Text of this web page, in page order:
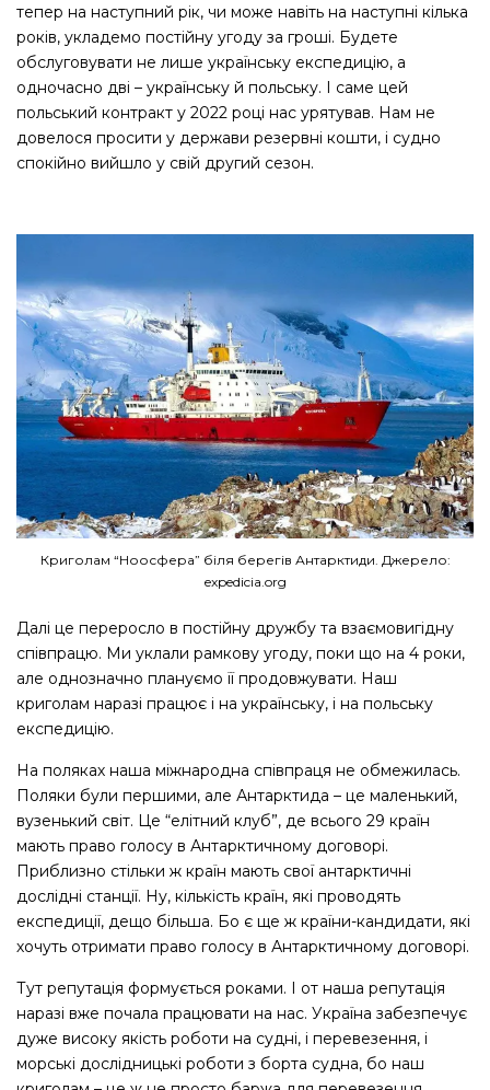
тепер на наступний рік, чи може навіть на наступні кілька
років, укладемо постійну угоду за гроші. Будете
обслуговувати не лише українську експедицію, а
одночасно дві – українську й польську. І саме цей
польський контракт у 2022 році нас урятував. Нам не
довелося просити у держави резервні кошти, і судно
спокійно вийшло у свій другий сезон.
Криголам “Ноосфера” біля берегів Антарктиди. Джерело:
expedicia.org
Далі це переросло в постійну дружбу та взаємовигідну
співпрацю. Ми уклали рамкову угоду, поки що на 4 роки,
але однозначно плануємо її продовжувати. Наш
криголам наразі працює і на українську, і на польську
експедицію.
На поляках наша міжнародна співпраця не обмежилась.
Поляки були першими, але Антарктида – це маленький,
вузенький світ. Це “елітний клуб”, де всього 29 країн
мають право голосу в Антарктичному договорі.
Приблизно стільки ж країн мають свої антарктичні
дослідні станції. Ну, кількість країн, які проводять
експедиції, дещо більша. Бо є ще ж країни-кандидати, які
хочуть отримати право голосу в Антарктичному договорі.
Тут репутація формується роками. І от наша репутація
наразі вже почала працювати на нас. Україна забезпечує
дуже високу якість роботи на судні, і перевезення, і
морські дослідницькі роботи з борта судна, бо наш